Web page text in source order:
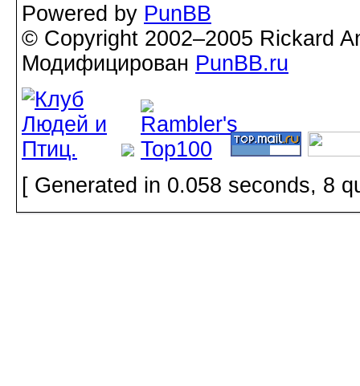
Powered by PunBB
© Copyright 2002–2005 Rickard
Модифицирован PunBB.ru
[ Generated in 0.058 seconds, 8